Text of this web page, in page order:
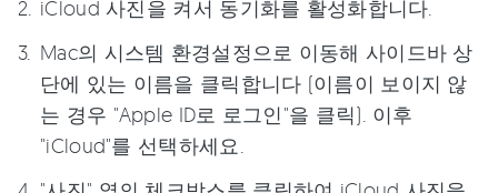
iCloud 사진을 켜서 동기화를 활성화합니다.
Mac의 시스템 환경설정으로 이동해 사이드바 상
단에 있는 이름을 클릭합니다 (이름이 보이지 않
는 경우 "Apple ID로 로그인"을 클릭). 이후
"iCloud"를 선택하세요.